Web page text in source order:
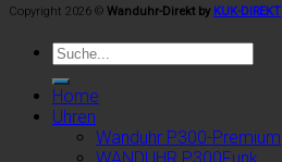
Copyright 2026 © Wanduhr-Direkt by KUK-DIREKT
Home
Uhren
Wanduhr P300-Premium